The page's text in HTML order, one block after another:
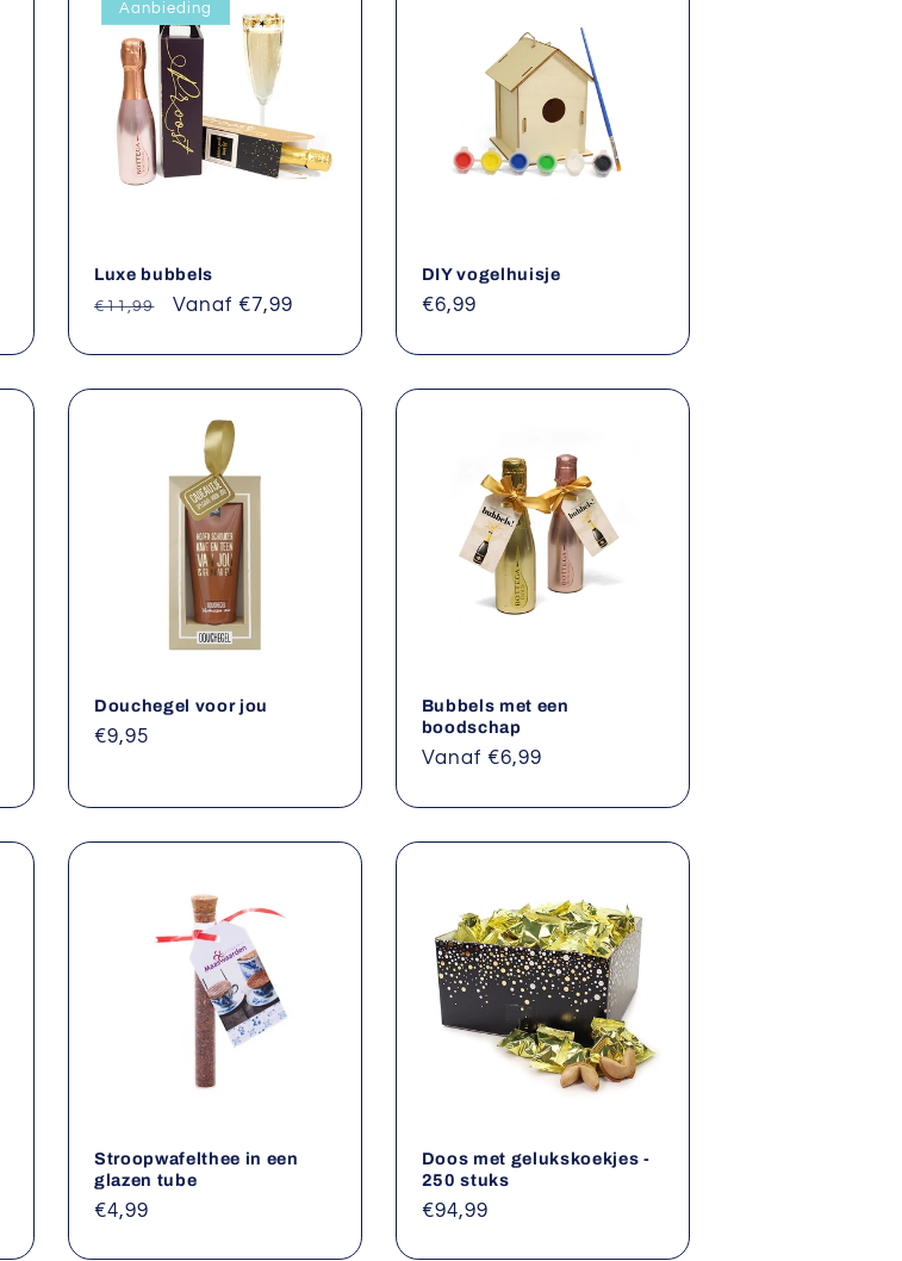
Aanbieding
Luxe bubbels
Normale
€11,99 Aanbiedingsprijs
Vanaf €7,99
DIY vogelhuisje
Normale
€6,99
Douchegel voor jou
Normale
€9,95
Bubbels met een
boodschap
Normale
Vanaf €6,99
Stroopwafelthee in een
glazen tube
Normale
€4,99
Doos met gelukskoekjes -
250 stuks
Normale
€94,99